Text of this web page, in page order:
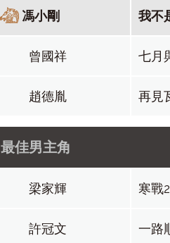
馮小剛 我不
曾國祥 七月
趙德胤 再見
最佳男主角
梁家輝 寒戰2
許冠文 一路